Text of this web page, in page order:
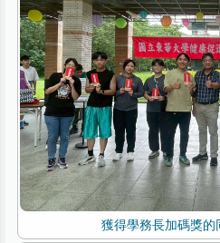
獲得學務長加碼獎